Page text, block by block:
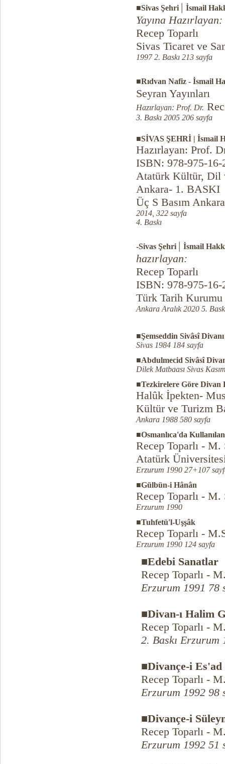
■Sivas Şehri | İsmail
Yayına
Recep Toparlı
Sivas Ticaret ve
1997 2. Baskı 213 sayfa
■Rıdvan Nafiz - İsmail
Seyran Yayınları
Hazırlayan: Prof. Dr.
3. Baskı 2005 206 sayfa
■SİVAS ŞEHRİ | İsmail
Hazırlayan: Prof.
ISBN: 978-975-16-
Atatürk Kültür, Dil
Ankara- 1. BASKI
Üç S Basım Ankara
2014, 322 sayfa
4. Baskı
-Sivas Şehri | İsmail
hazırlayan:
Recep Toparlı
ISBN: 978-975-16-
Türk Tarih Kurumu
Ankara Aralık 2020 5.
■Şemseddin Sivâsî Divanı
Sivas 1984 184 sayfa
■Abdulmecid Sivâsî
Dilek Matbaası Sivas
■Tezkirelere Göre Divan
Halûk İpekten-
Kültür ve Turizm
Ankara 1988 580 sayfa
■Osmanlıca'da
Recep Toparlı -
Atatürk
Erzurum 1990 27+107
■Gülbün-i Hânân
Recep Toparlı -
Erzurum 1990
■Tuhfetü'l-Uşşâk
Recep Toparlı -
Erzurum 1990 124 sayfa
■Edebi Sanatlar
Recep Toparlı -
Erzurum 1991 78
■Divan-ı Halim
Recep Toparlı -
2. Baskı
■Divançe-i Es'ad
Recep Toparlı -
Erzurum 1992 98
■Divançe-i
Recep Toparlı -
Erzurum 1992 51